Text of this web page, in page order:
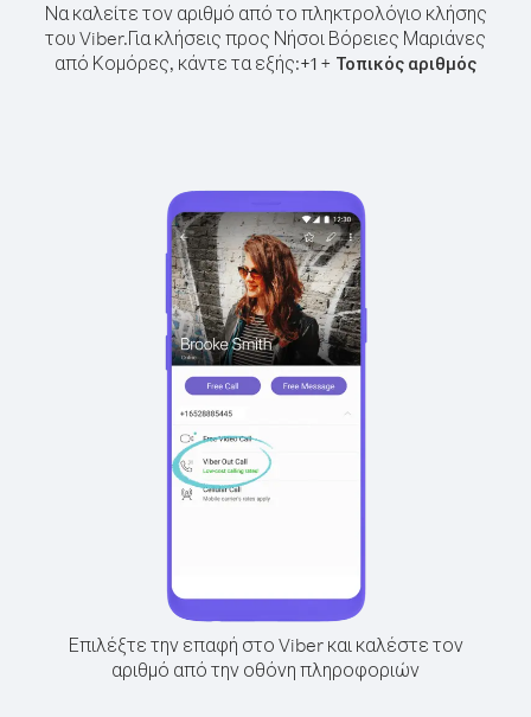
Να καλείτε τον αριθμό από το πληκτρολόγιο κλήσης
του Viber.Για κλήσεις προς Νήσοι Βόρειες Μαριάνες
από Κομόρες, κάντε τα εξής:+1 + Τοπικός αριθμός
Επιλέξτε την επαφή στο Viber και καλέστε τον
αριθμό από την οθόνη πληροφοριών